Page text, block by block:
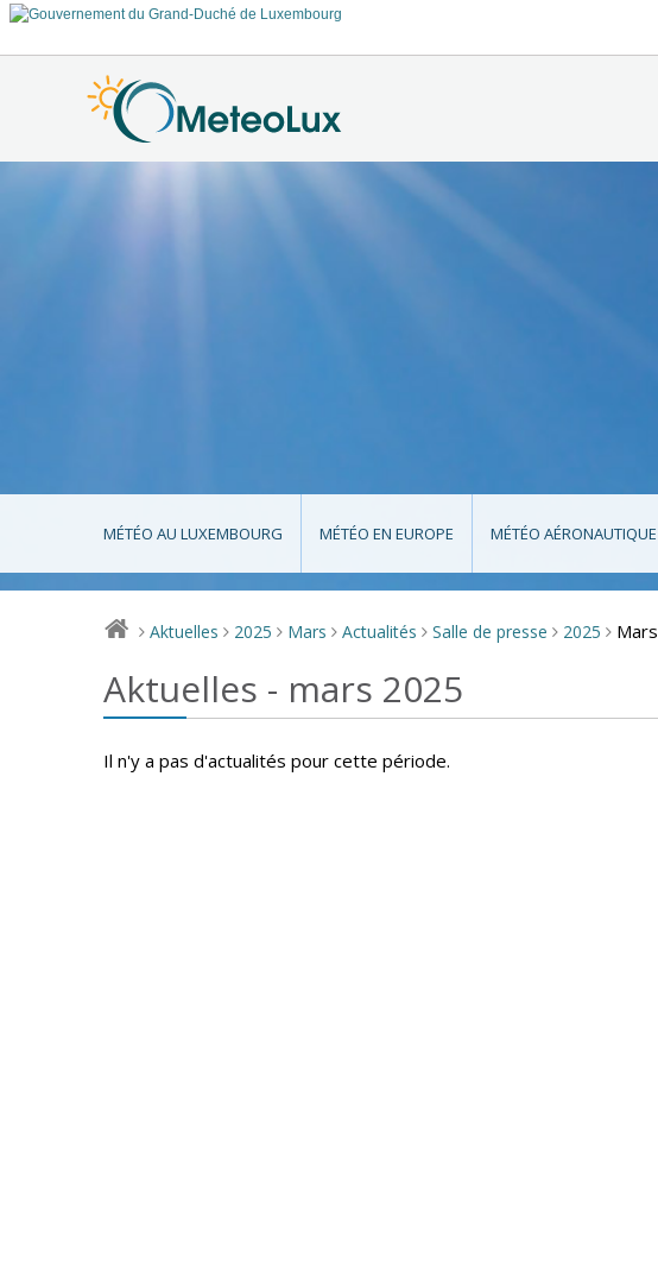
MÉTÉO AU LUXEMBOURG MÉTÉO EN EUROPE MÉTÉO AÉRONAUTIQUE
> Aktuelles > 2025 > Mars > Actualités > Salle de presse > 2025 > Mars
Aktuelles - mars 2025
Il n'y a pas d'actualités pour cette période.